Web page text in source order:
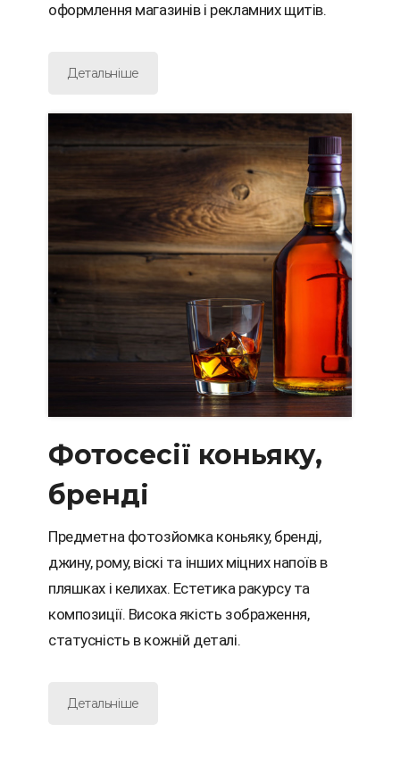
оформлення магазинів і рекламних щитів.
Детальніше
Фотосесії коньяку,
бренді
Предметна фотозйомка коньяку, бренді,
джину, рому, віскі та інших міцних напоїв в
пляшках і келихах. Естетика ракурсу та
композиції. Висока якість зображення,
статусність в кожній деталі.
Детальніше